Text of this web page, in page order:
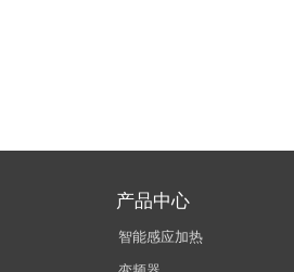
产品中心
智能感应加热